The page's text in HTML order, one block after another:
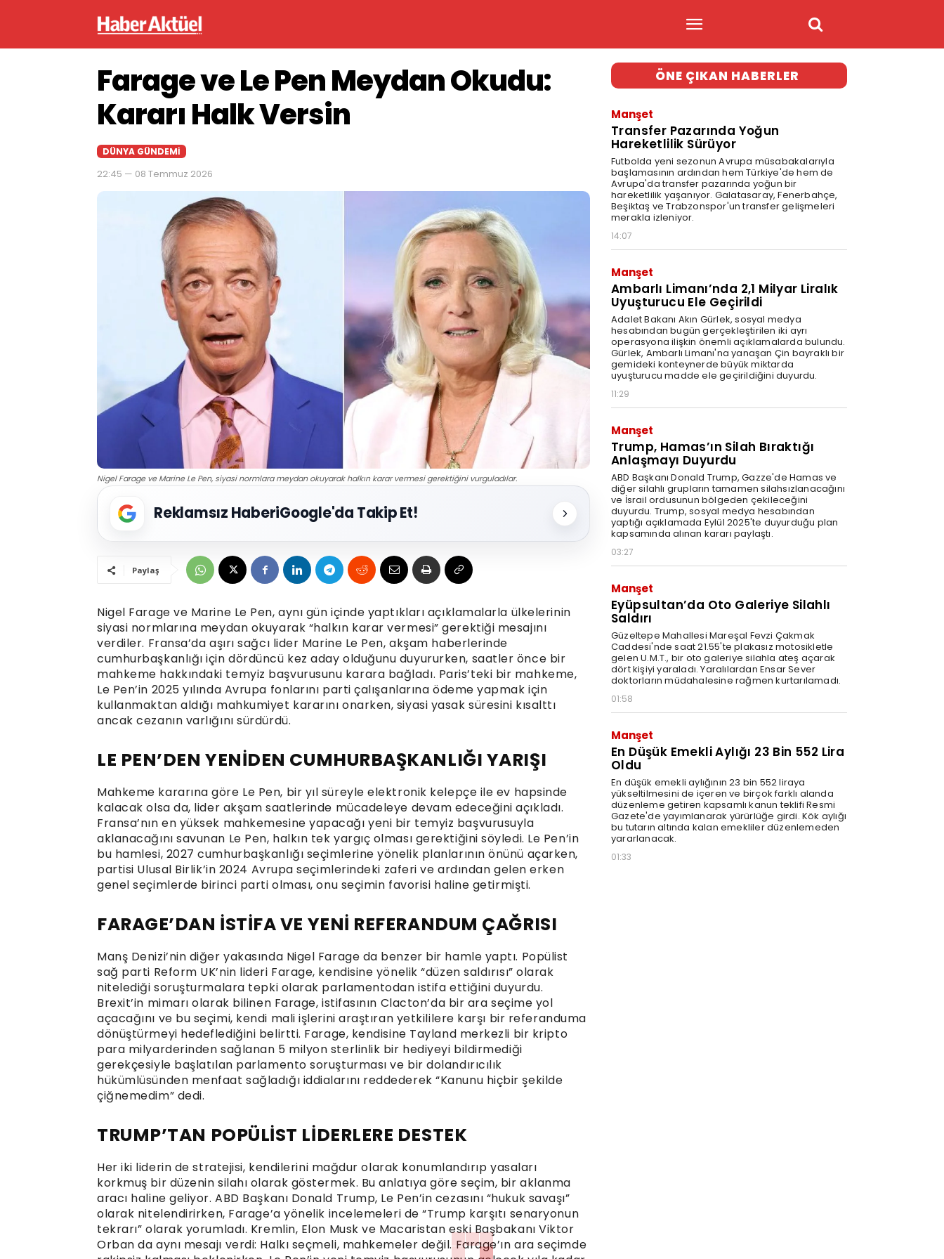
Farage ve Le Pen Meydan Okudu:
Kararı Halk Versin
DÜNYA GÜNDEMI
22:45 — 08 Temmuz 2026
Nigel Farage ve Marine Le Pen, siyasi normlara meydan okuyarak halkın karar vermesi gerektiğini vurguladılar.
Reklamsız HaberiGoogle'da Takip Et!
Paylaş
Nigel Farage ve Marine Le Pen, aynı gün içinde yaptıkları açıklamalarla ülkelerinin
siyasi normlarına meydan okuyarak “halkın karar vermesi” gerektiği mesajını
verdiler. Fransa’da aşırı sağcı lider Marine Le Pen, akşam haberlerinde
cumhurbaşkanlığı için dördüncü kez aday olduğunu duyururken, saatler önce bir
mahkeme hakkındaki temyiz başvurusunu karara bağladı. Paris’teki bir mahkeme,
Le Pen’in 2025 yılında Avrupa fonlarını parti çalışanlarına ödeme yapmak için
kullanmaktan aldığı mahkumiyet kararını onarken, siyasi yasak süresini kısalttı
ancak cezanın varlığını sürdürdü.
LE PEN’DEN YENİDEN CUMHURBAŞKANLIĞI YARIŞI
Mahkeme kararına göre Le Pen, bir yıl süreyle elektronik kelepçe ile ev hapsinde
kalacak olsa da, lider akşam saatlerinde mücadeleye devam edeceğini açıkladı.
Fransa’nın en yüksek mahkemesine yapacağı yeni bir temyiz başvurusuyla
aklanacağını savunan Le Pen, halkın tek yargıç olması gerektiğini söyledi. Le Pen’in
bu hamlesi, 2027 cumhurbaşkanlığı seçimlerine yönelik planlarının önünü açarken,
partisi Ulusal Birlik’in 2024 Avrupa seçimlerindeki zaferi ve ardından gelen erken
genel seçimlerde birinci parti olması, onu seçimin favorisi haline getirmişti.
FARAGE’DAN İSTİFA VE YENİ REFERANDUM ÇAĞRISI
Manş Denizi’nin diğer yakasında Nigel Farage da benzer bir hamle yaptı. Popülist
sağ parti Reform UK’nin lideri Farage, kendisine yönelik “düzen saldırısı” olarak
nitelediği soruşturmalara tepki olarak parlamentodan istifa ettiğini duyurdu.
Brexit’in mimarı olarak bilinen Farage, istifasının Clacton’da bir ara seçime yol
açacağını ve bu seçimi, kendi mali işlerini araştıran yetkililere karşı bir referanduma
dönüştürmeyi hedeflediğini belirtti. Farage, kendisine Tayland merkezli bir kripto
para milyarderinden sağlanan 5 milyon sterlinlik bir hediyeyi bildirmediği
gerekçesiyle başlatılan parlamento soruşturması ve bir dolandırıcılık
hükümlüsünden menfaat sağladığı iddialarını reddederek “Kanunu hiçbir şekilde
çiğnemedim” dedi.
TRUMP’TAN POPÜLİST LİDERLERE DESTEK
Her iki liderin de stratejisi, kendilerini mağdur olarak konumlandırıp yasaları
korkmuş bir düzenin silahı olarak göstermek. Bu anlatıya göre seçim, bir aklanma
aracı haline geliyor. ABD Başkanı Donald Trump, Le Pen’in cezasını “hukuk savaşı”
olarak nitelendirirken, Farage’a yönelik incelemeleri de “Trump karşıtı senaryonun
tekrarı” olarak yorumladı. Kremlin, Elon Musk ve Macaristan eski Başbakanı Viktor
Orban da aynı mesajı verdi: Halkı seçmeli, mahkemeler değil. Farage’ın ara seçimde
ÖNE ÇIKAN HABERLER
Manşet
Transfer Pazarında Yoğun
Hareketlilik Sürüyor
Futbolda yeni sezonun Avrupa müsabakalarıyla
başlamasının ardından hem Türkiye'de hem de
Avrupa'da transfer pazarında yoğun bir
hareketlilik yaşanıyor. Galatasaray, Fenerbahçe,
Beşiktaş ve Trabzonspor'un transfer gelişmeleri
merakla izleniyor.
14:07
Manşet
Ambarlı Limanı’nda 2,1 Milyar Liralık
Uyuşturucu Ele Geçirildi
Adalet Bakanı Akın Gürlek, sosyal medya
hesabından bugün gerçekleştirilen iki ayrı
operasyona ilişkin önemli açıklamalarda bulundu.
Gürlek, Ambarlı Limanı'na yanaşan Çin bayraklı bir
gemideki konteynerde büyük miktarda
uyuşturucu madde ele geçirildiğini duyurdu.
11:29
Manşet
Trump, Hamas’ın Silah Bıraktığı
Anlaşmayı Duyurdu
ABD Başkanı Donald Trump, Gazze'de Hamas ve
diğer silahlı grupların tamamen silahsızlanacağını
ve İsrail ordusunun bölgeden çekileceğini
duyurdu. Trump, sosyal medya hesabından
yaptığı açıklamada Eylül 2025'te duyurduğu plan
kapsamında alınan kararı paylaştı.
03:27
Manşet
Eyüpsultan’da Oto Galeriye Silahlı
Saldırı
Güzeltepe Mahallesi Mareşal Fevzi Çakmak
Caddesi'nde saat 21.55'te plakasız motosikletle
gelen U.M.T., bir oto galeriye silahla ateş açarak
dört kişiyi yaraladı. Yaralılardan Ensar Sever
doktorların müdahalesine rağmen kurtarılamadı.
01:58
Manşet
En Düşük Emekli Aylığı 23 Bin 552 Lira
Oldu
En düşük emekli aylığının 23 bin 552 liraya
yükseltilmesini de içeren ve birçok farklı alanda
düzenleme getiren kapsamlı kanun teklifi Resmi
Gazete'de yayımlanarak yürürlüğe girdi. Kök aylığı
bu tutarın altında kalan emekliler düzenlemeden
yararlanacak.
01:33